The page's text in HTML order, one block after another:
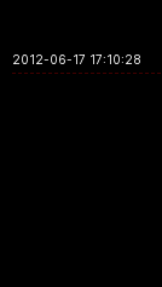
2012-06-17 17:10:28